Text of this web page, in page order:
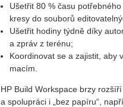
Ušet­řit 80 % času
kre­sy do sou­bo­rů
Ušet­řit ho­di­ny týdně díky
a zpráv z te­ré­nu;
Ko­or­di­no­vat se a za­jis­tit, aby
ma­cím.
HP Build Workspa­ce brzy
a spo­lu­prá­ci i „bez pa­pí­ru“,